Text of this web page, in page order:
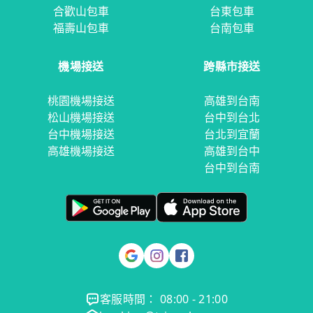
合歡山包車
福壽山包車
台東包車
台南包車
機場接送
桃園機場接送
松山機場接送
台中機場接送
高雄機場接送
跨縣市接送
高雄到台南
台中到台北
台北到宜蘭
高雄到台中
台中到台南
客服時間： 08:00 - 21:00